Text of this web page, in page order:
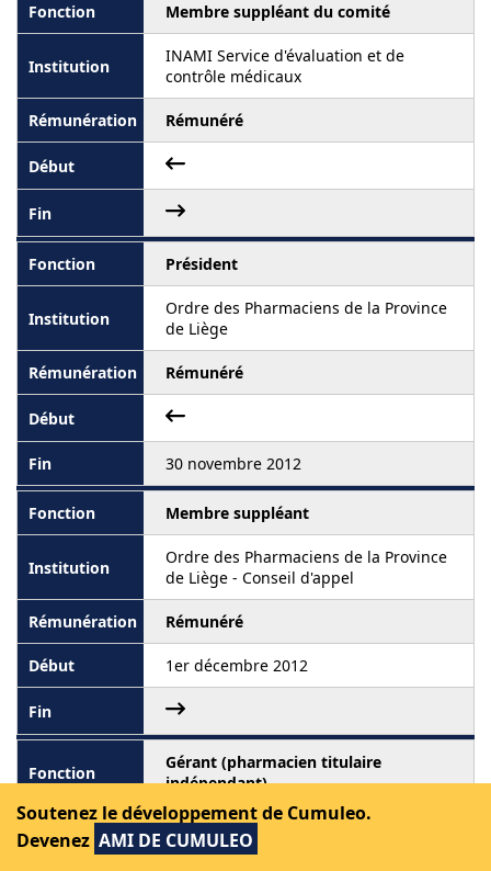
Membre suppléant du comité
INAMI Service d'évaluation et de
contrôle médicaux
Rémunéré
Président
Ordre des Pharmaciens de la Province
de Liège
Rémunéré
30 novembre 2012
Membre suppléant
Ordre des Pharmaciens de la Province
de Liège - Conseil d'appel
Rémunéré
1er décembre 2012
Gérant (pharmacien titulaire
indépendant)
Pharmacie Tasquin sprl
Soutenez le développement de Cumuleo.
Devenez AMI DE CUMULEO